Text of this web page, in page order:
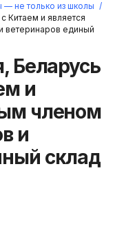
не только из школы /
Китаем и является
ветеринаров единый
Беларусь
и
членом
и
склад